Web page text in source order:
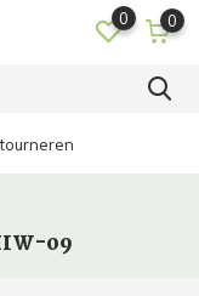
0 0
09